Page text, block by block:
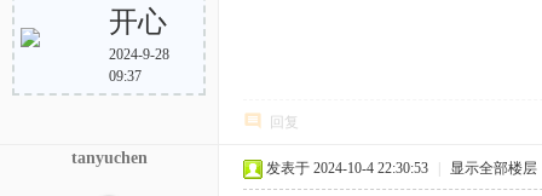
开心
2024-9-28
09:37
回复
tanyuchen
发表于 2024-10-4 22:30:53 显示全部楼层